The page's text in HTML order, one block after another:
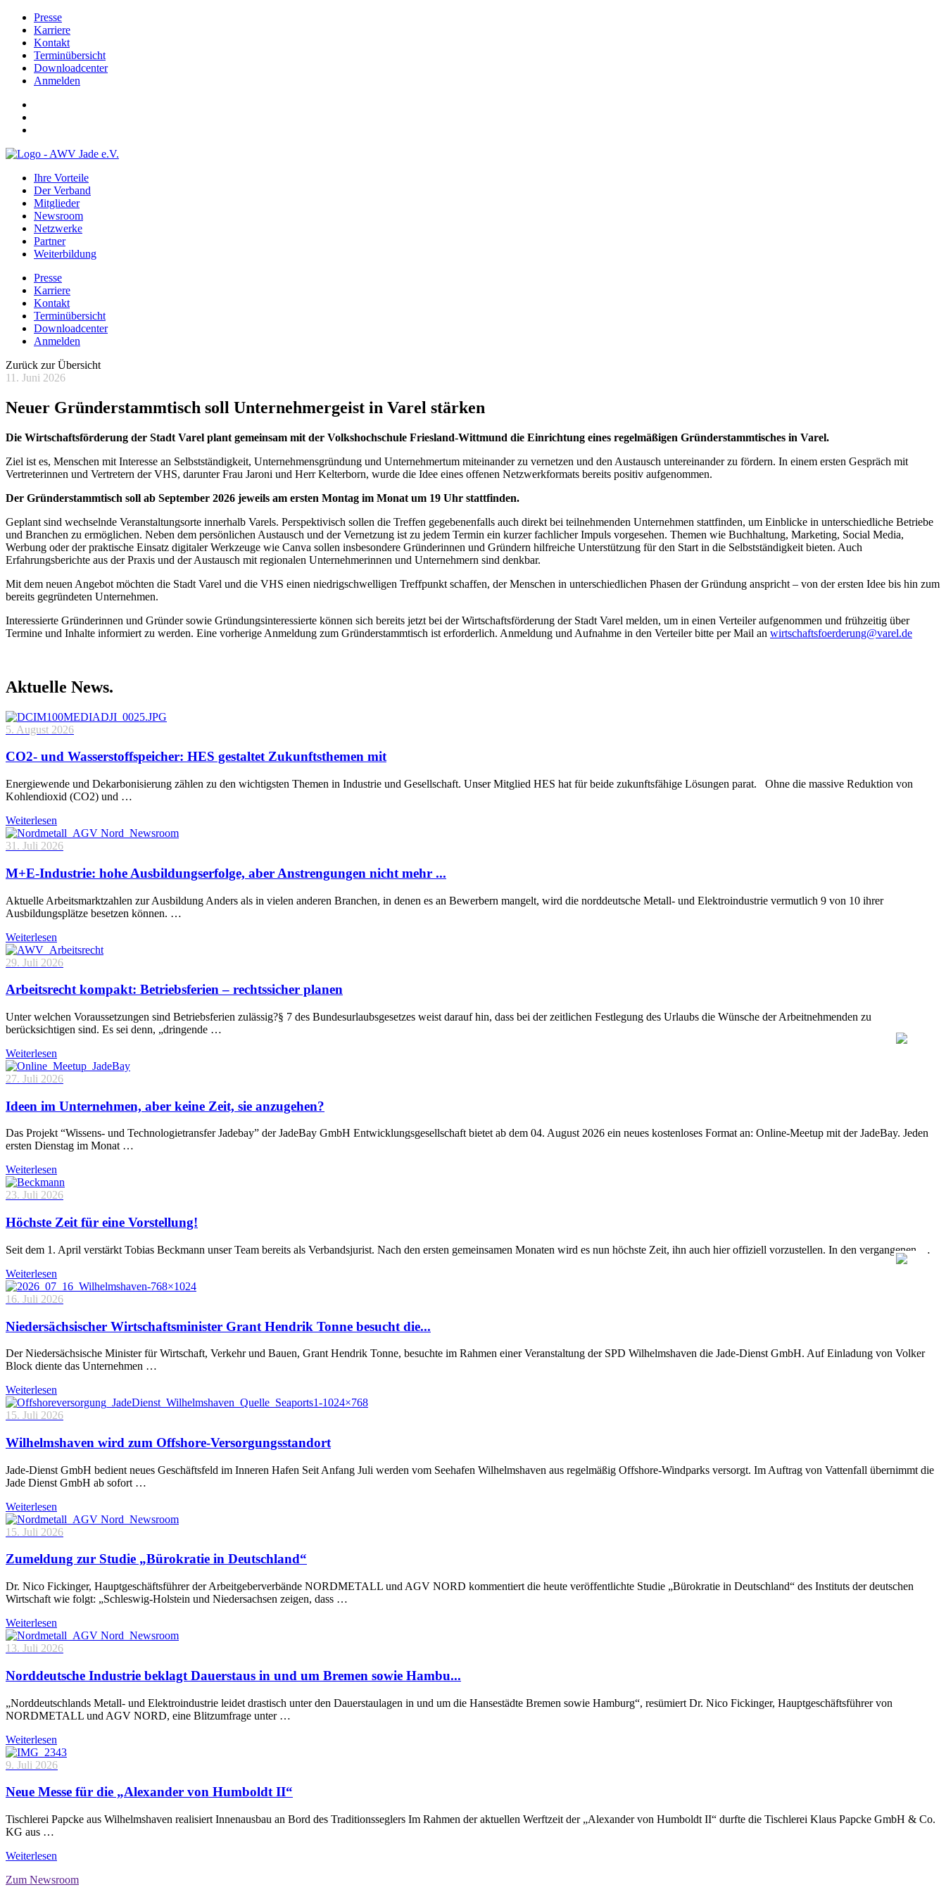
Presse
Karriere
Kontakt
Terminübersicht
Downloadcenter
Anmelden
Ihre Vorteile
Der Verband
Mitglieder
Newsroom
Netzwerke
Partner
Weiterbildung
Presse
Karriere
Kontakt
Terminübersicht
Downloadcenter
Anmelden
Zurück zur Übersicht
11. Juni 2026
Neuer Gründerstammtisch soll Unternehmergeist in Varel stärken
Die Wirtschaftsförderung der Stadt Varel plant gemeinsam mit der Volkshochschule Friesland-Wittmund die Einrichtung eines regelmäßigen Gründerstammtisches in Varel.
Ziel ist es, Menschen mit Interesse an Selbstständigkeit, Unternehmensgründung und Unternehmertum miteinander zu vernetzen und den Austausch untereinander zu fördern. In einem ersten Gespräch mit
Vertreterinnen und Vertretern der VHS, darunter Frau Jaroni und Herr Kelterborn, wurde die Idee eines offenen Netzwerkformats bereits positiv aufgenommen.
Der Gründerstammtisch soll ab September 2026 jeweils am ersten Montag im Monat um 19 Uhr stattfinden.
Geplant sind wechselnde Veranstaltungsorte innerhalb Varels. Perspektivisch sollen die Treffen gegebenenfalls auch direkt bei teilnehmenden Unternehmen stattfinden, um Einblicke in unterschiedliche Betriebe
und Branchen zu ermöglichen. Neben dem persönlichen Austausch und der Vernetzung ist zu jedem Termin ein kurzer fachlicher Impuls vorgesehen. Themen wie Buchhaltung, Marketing, Social Media,
Werbung oder der praktische Einsatz digitaler Werkzeuge wie Canva sollen insbesondere Gründerinnen und Gründern hilfreiche Unterstützung für den Start in die Selbstständigkeit bieten. Auch
Erfahrungsberichte aus der Praxis und der Austausch mit regionalen Unternehmerinnen und Unternehmern sind denkbar.
Mit dem neuen Angebot möchten die Stadt Varel und die VHS einen niedrigschwelligen Treffpunkt schaffen, der Menschen in unterschiedlichen Phasen der Gründung anspricht – von der ersten Idee bis hin zum
bereits gegründeten Unternehmen.
Interessierte Gründerinnen und Gründer sowie Gründungsinteressierte können sich bereits jetzt bei der Wirtschaftsförderung der Stadt Varel melden, um in einen Verteiler aufgenommen und frühzeitig über
Termine und Inhalte informiert zu werden. Eine vorherige Anmeldung zum Gründerstammtisch ist erforderlich. Anmeldung und Aufnahme in den Verteiler bitte per Mail an wirtschaftsfoerderung@varel.de
Aktuelle News.
5. August 2026
CO2- und Wasserstoffspeicher: HES gestaltet Zukunftsthemen mit
Energiewende und Dekarbonisierung zählen zu den wichtigsten Themen in Industrie und Gesellschaft. Unser Mitglied HES hat für beide zukunftsfähige Lösungen parat. Ohne die massive Reduktion von
Kohlendioxid (CO2) und …
Weiterlesen
31. Juli 2026
M+E-Industrie: hohe Ausbildungserfolge, aber Anstrengungen nicht mehr ...
Aktuelle Arbeitsmarktzahlen zur Ausbildung Anders als in vielen anderen Branchen, in denen es an Bewerbern mangelt, wird die norddeutsche Metall- und Elektroindustrie vermutlich 9 von 10 ihrer
Ausbildungsplätze besetzen können. …
Weiterlesen
29. Juli 2026
Arbeitsrecht kompakt: Betriebsferien – rechtssicher planen
Unter welchen Voraussetzungen sind Betriebsferien zulässig?§ 7 des Bundesurlaubsgesetzes weist darauf hin, dass bei der zeitlichen Festlegung des Urlaubs die Wünsche der Arbeitnehmenden zu
berücksichtigen sind. Es sei denn, „dringende …
Weiterlesen
27. Juli 2026
Ideen im Unternehmen, aber keine Zeit, sie anzugehen?
Das Projekt “Wissens- und Technologietransfer Jadebay” der JadeBay GmbH Entwicklungsgesellschaft bietet ab dem 04. August 2026 ein neues kostenloses Format an: Online-Meetup mit der JadeBay. Jeden
ersten Dienstag im Monat …
Weiterlesen
23. Juli 2026
Höchste Zeit für eine Vorstellung!
Seit dem 1. April verstärkt Tobias Beckmann unser Team bereits als Verbandsjurist. Nach den ersten gemeinsamen Monaten wird es nun höchste Zeit, ihn auch hier offiziell vorzustellen. In den vergangenen …
Weiterlesen
16. Juli 2026
Niedersächsischer Wirtschaftsminister Grant Hendrik Tonne besucht die...
Der Niedersächsische Minister für Wirtschaft, Verkehr und Bauen, Grant Hendrik Tonne, besuchte im Rahmen einer Veranstaltung der SPD Wilhelmshaven die Jade-Dienst GmbH. Auf Einladung von Volker
Block diente das Unternehmen …
Weiterlesen
15. Juli 2026
Wilhelmshaven wird zum Offshore-Versorgungsstandort
Jade-Dienst GmbH bedient neues Geschäftsfeld im Inneren Hafen Seit Anfang Juli werden vom Seehafen Wilhelmshaven aus regelmäßig Offshore-Windparks versorgt. Im Auftrag von Vattenfall übernimmt die
Jade Dienst GmbH ab sofort …
Weiterlesen
15. Juli 2026
Zumeldung zur Studie „Bürokratie in Deutschland“
Dr. Nico Fickinger, Hauptgeschäftsführer der Arbeitgeberverbände NORDMETALL und AGV NORD kommentiert die heute veröffentlichte Studie „Bürokratie in Deutschland“ des Instituts der deutschen
Wirtschaft wie folgt: „Schleswig-Holstein und Niedersachsen zeigen, dass …
Weiterlesen
13. Juli 2026
Norddeutsche Industrie beklagt Dauerstaus in und um Bremen sowie Hambu...
„Norddeutschlands Metall- und Elektroindustrie leidet drastisch unter den Dauerstaulagen in und um die Hansestädte Bremen sowie Hamburg“, resümiert Dr. Nico Fickinger, Hauptgeschäftsführer von
NORDMETALL und AGV NORD, eine Blitzumfrage unter …
Weiterlesen
9. Juli 2026
Neue Messe für die „Alexander von Humboldt II“
Tischlerei Papcke aus Wilhelmshaven realisiert Innenausbau an Bord des Traditionsseglers Im Rahmen der aktuellen Werftzeit der „Alexander von Humboldt II“ durfte die Tischlerei Klaus Papcke GmbH & Co.
KG aus …
Weiterlesen
Zum Newsroom